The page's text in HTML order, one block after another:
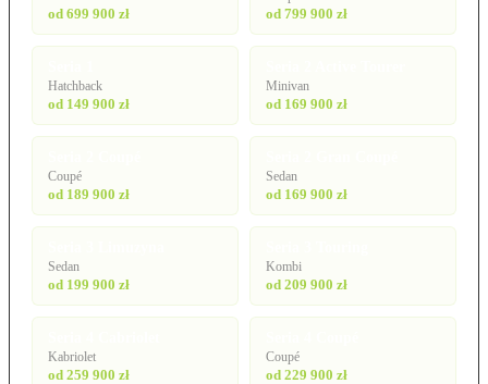
od 699 900 zł od 799 900 zł
Hatchback
od 149 900 zł
Minivan
od 169 900 zł
Coupé
od 189 900 zł
Sedan
od 169 900 zł
Sedan
od 199 900 zł
Kombi
od 209 900 zł
Kabriolet
od 259 900 zł
Coupé
od 229 900 zł